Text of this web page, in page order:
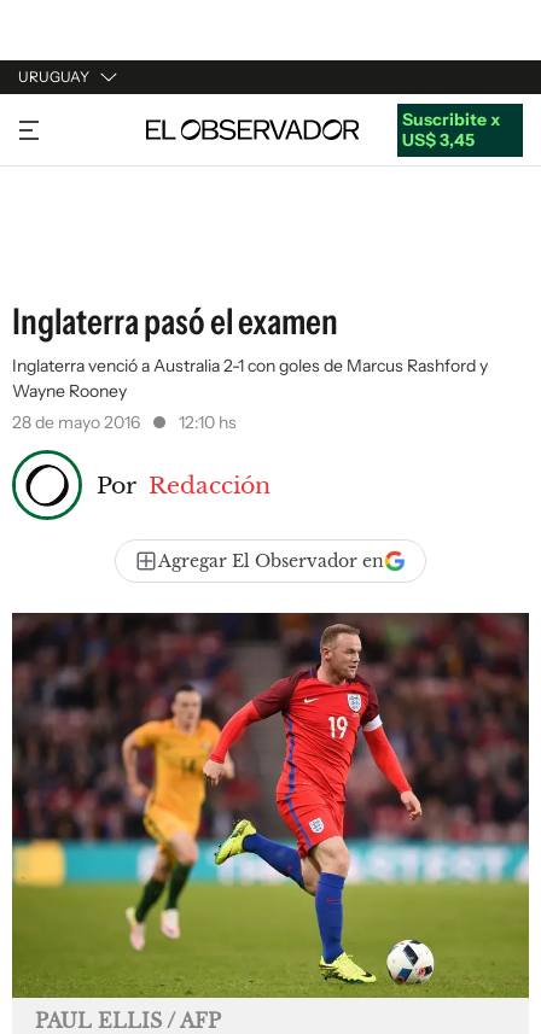
URUGUAY
URUGUAY
ARGENTINA
Suscribite x
US$ 3,45
Inglaterra pasó el examen
Inglaterra venció a Australia 2-1 con goles de Marcus Rashford y
Wayne Rooney
28 de mayo 2016
12:10 hs
Por Redacción
Agregar El Observador en
PAUL ELLIS / AFP